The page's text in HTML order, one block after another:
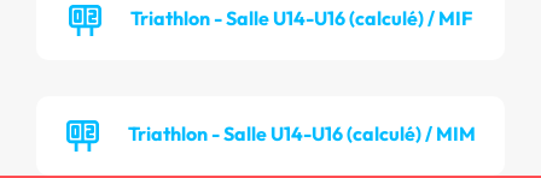
Triathlon - Salle U14-U16 (calculé) / MIF
Triathlon - Salle U14-U16 (calculé) / MIM